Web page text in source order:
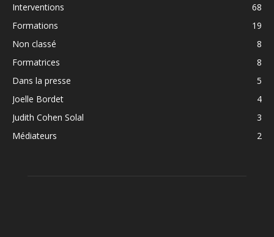
Interventions
68
Formations
19
Non classé
8
Formatrices
8
Dans la presse
5
Joelle Bordet
4
Judith Cohen Solal
3
Médiateurs
2